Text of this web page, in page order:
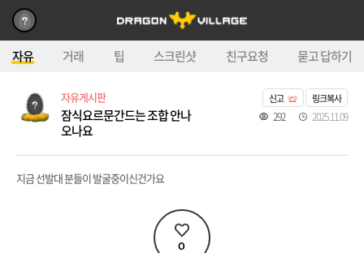
자유 거래 팁 스크린샷 친구요청 묻고 답하기
자유게시판
잠식요르문간드는 조합 안나
오나요
신고 링크복사
292 2025.11.09
지금 선발대 분들이 발굴중이신건가요
0